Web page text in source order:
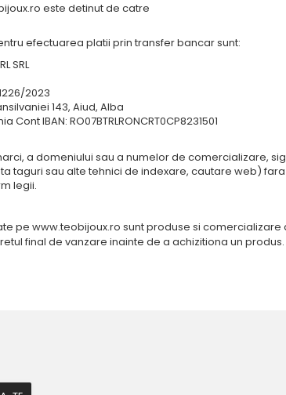
este detinut de catre
efectuarea platii prin transfer bancar sunt:
SRL
2023
143, Aiud, Alba
Cont IBAN: RO07BTRLRONCRT0CP8231501
a domeniului sau a numelor de comercializare,
taguri sau alte tehnici de indexare, cautare web)
legii.
pe www.teobijoux.ro sunt produse si comercializare
final de vanzare inainte de a achizitiona un produs.